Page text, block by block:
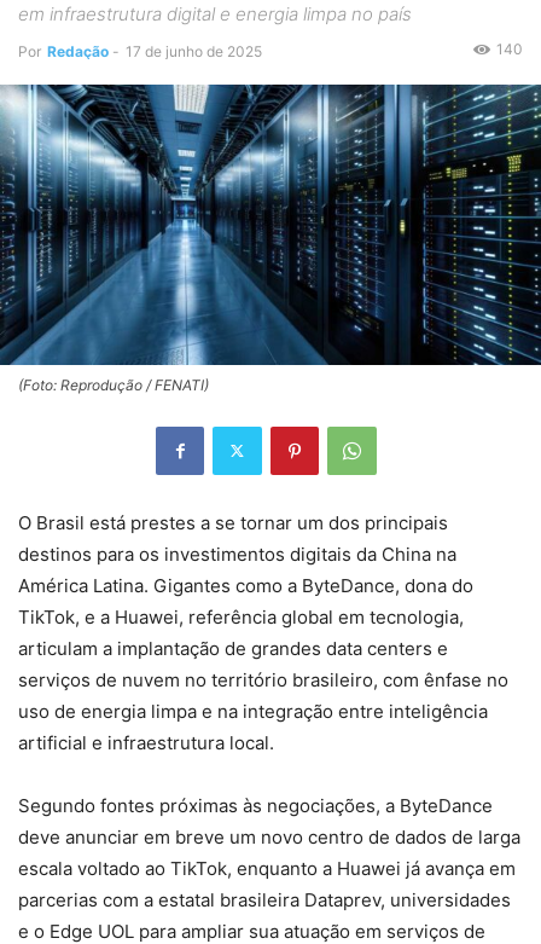
em infraestrutura digital e energia limpa no país
Por Redação - 17 de junho de 2025 140
(Foto: Reprodução / FENATI)
O Brasil está prestes a se tornar um dos principais
destinos para os investimentos digitais da China na
América Latina. Gigantes como a ByteDance, dona do
TikTok, e a Huawei, referência global em tecnologia,
articulam a implantação de grandes data centers e
serviços de nuvem no território brasileiro, com ênfase no
uso de energia limpa e na integração entre inteligência
artificial e infraestrutura local.
Segundo fontes próximas às negociações, a ByteDance
deve anunciar em breve um novo centro de dados de larga
escala voltado ao TikTok, enquanto a Huawei já avança em
parcerias com a estatal brasileira Dataprev, universidades
e o Edge UOL para ampliar sua atuação em serviços de